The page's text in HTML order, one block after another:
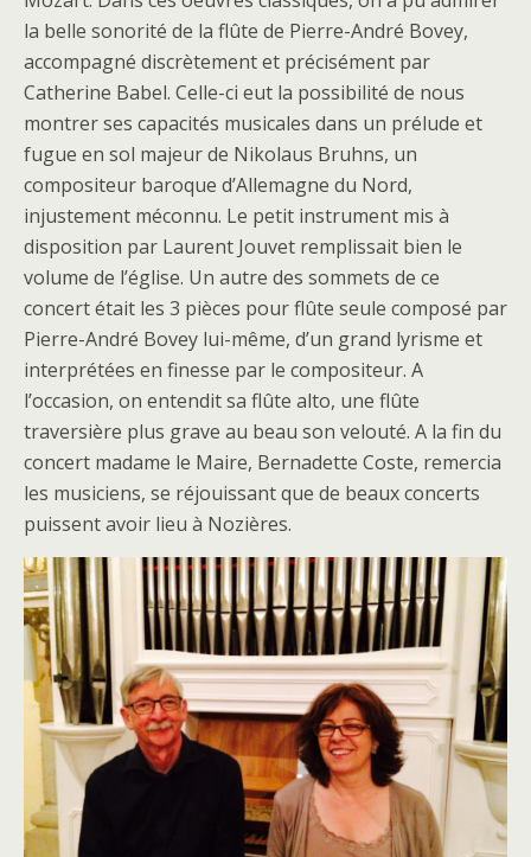
la belle sonorité de la flûte de Pierre-André Bovey,
accompagné discrètement et précisément par
Catherine Babel. Celle-ci eut la possibilité de nous
montrer ses capacités musicales dans un prélude et
fugue en sol majeur de Nikolaus Bruhns, un
compositeur baroque d’Allemagne du Nord,
injustement méconnu. Le petit instrument mis à
disposition par Laurent Jouvet remplissait bien le
volume de l’église. Un autre des sommets de ce
concert était les 3 pièces pour flûte seule composé par
Pierre-André Bovey lui-même, d’un grand lyrisme et
interprétées en finesse par le compositeur. A
l’occasion, on entendit sa flûte alto, une flûte
traversière plus grave au beau son velouté. A la fin du
concert madame le Maire, Bernadette Coste, remercia
les musiciens, se réjouissant que de beaux concerts
puissent avoir lieu à Nozières.